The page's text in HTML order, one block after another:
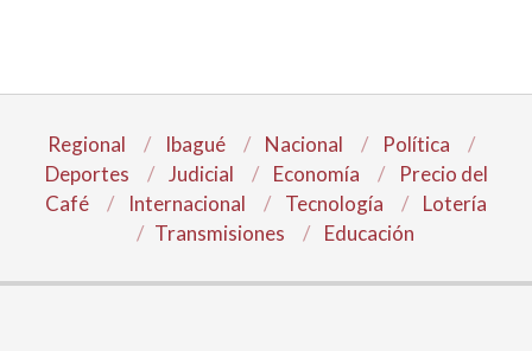
Regional Ibagué Nacional
Política
Deportes
Judicial Economía
Precio del
Café
Internacional Tecnología
Lotería
Transmisiones
Educación